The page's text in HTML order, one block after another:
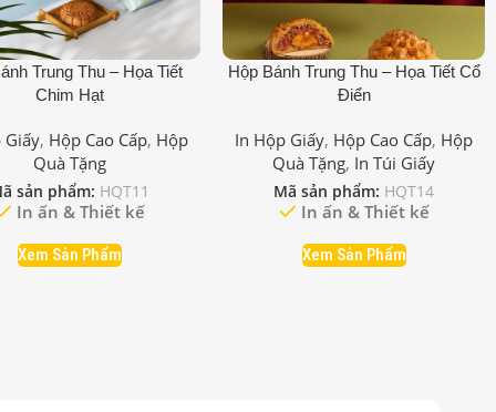
Trung Thu – Họa Tiết
Chim Hạt
Giấy, Hộp Cao Cấp, Hộp
Quà Tặng
sản phẩm: HQT11
In ấn & Thiết kế
Xem Sản Phẩm
Hộp Bánh Trung Thu – Họa Tiết Cổ
Điển
In Hộp Giấy, Hộp Cao Cấp, Hộp
Quà Tặng, In Túi Giấy
Mã sản phẩm: HQT14
In ấn & Thiết kế
Xem Sản Phẩm